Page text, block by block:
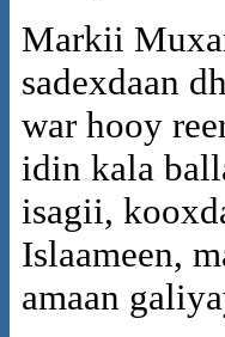
Markii
sadexdaan
war hooy
idin kala
isagii,
Islaameen,
amaan